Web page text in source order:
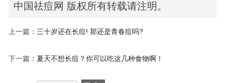
中国祛痘网 版权所有转载请注明。
上一篇： 三十岁还在长痘! 那还是青春痘吗?
下一篇： 夏天不想长痘？你可以吃这几种食物啊！